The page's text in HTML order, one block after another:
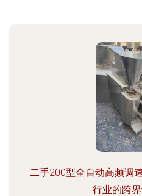
二手200型全自动高频调
行业的跨